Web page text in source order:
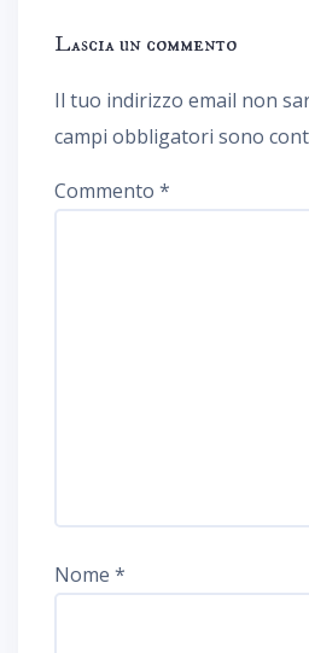
Lascia un commento
Il tuo indirizzo email non
campi obbligatori sono
Commento *
Nome *